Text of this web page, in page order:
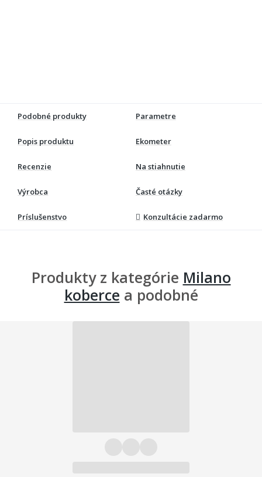
Podobné produkty Parametre
Popis produktu Ekometer
Recenzie Na stiahnutie
Výrobca Časté otázky
Príslušenstvo Konzultácie zadarmo
Produkty z kategórie Milano
koberce a podobné